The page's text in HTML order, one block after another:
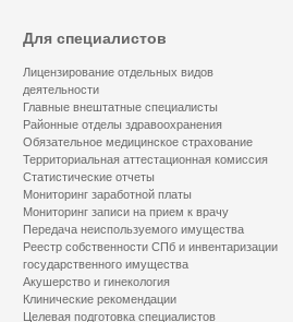
Для специалистов
Лицензирование отдельных видов
деятельности
Главные внештатные специалисты
Районные отделы здравоохранения
Обязательное медицинское страхование
Территориальная аттестационная комиссия
Статистические отчеты
Мониторинг заработной платы
Мониторинг записи на прием к врачу
Передача неиспользуемого имущества
Реестр собственности СПб и инвентаризации
государственного имущества
Акушерство и гинекология
Клинические рекомендации
Целевая подготовка специалистов